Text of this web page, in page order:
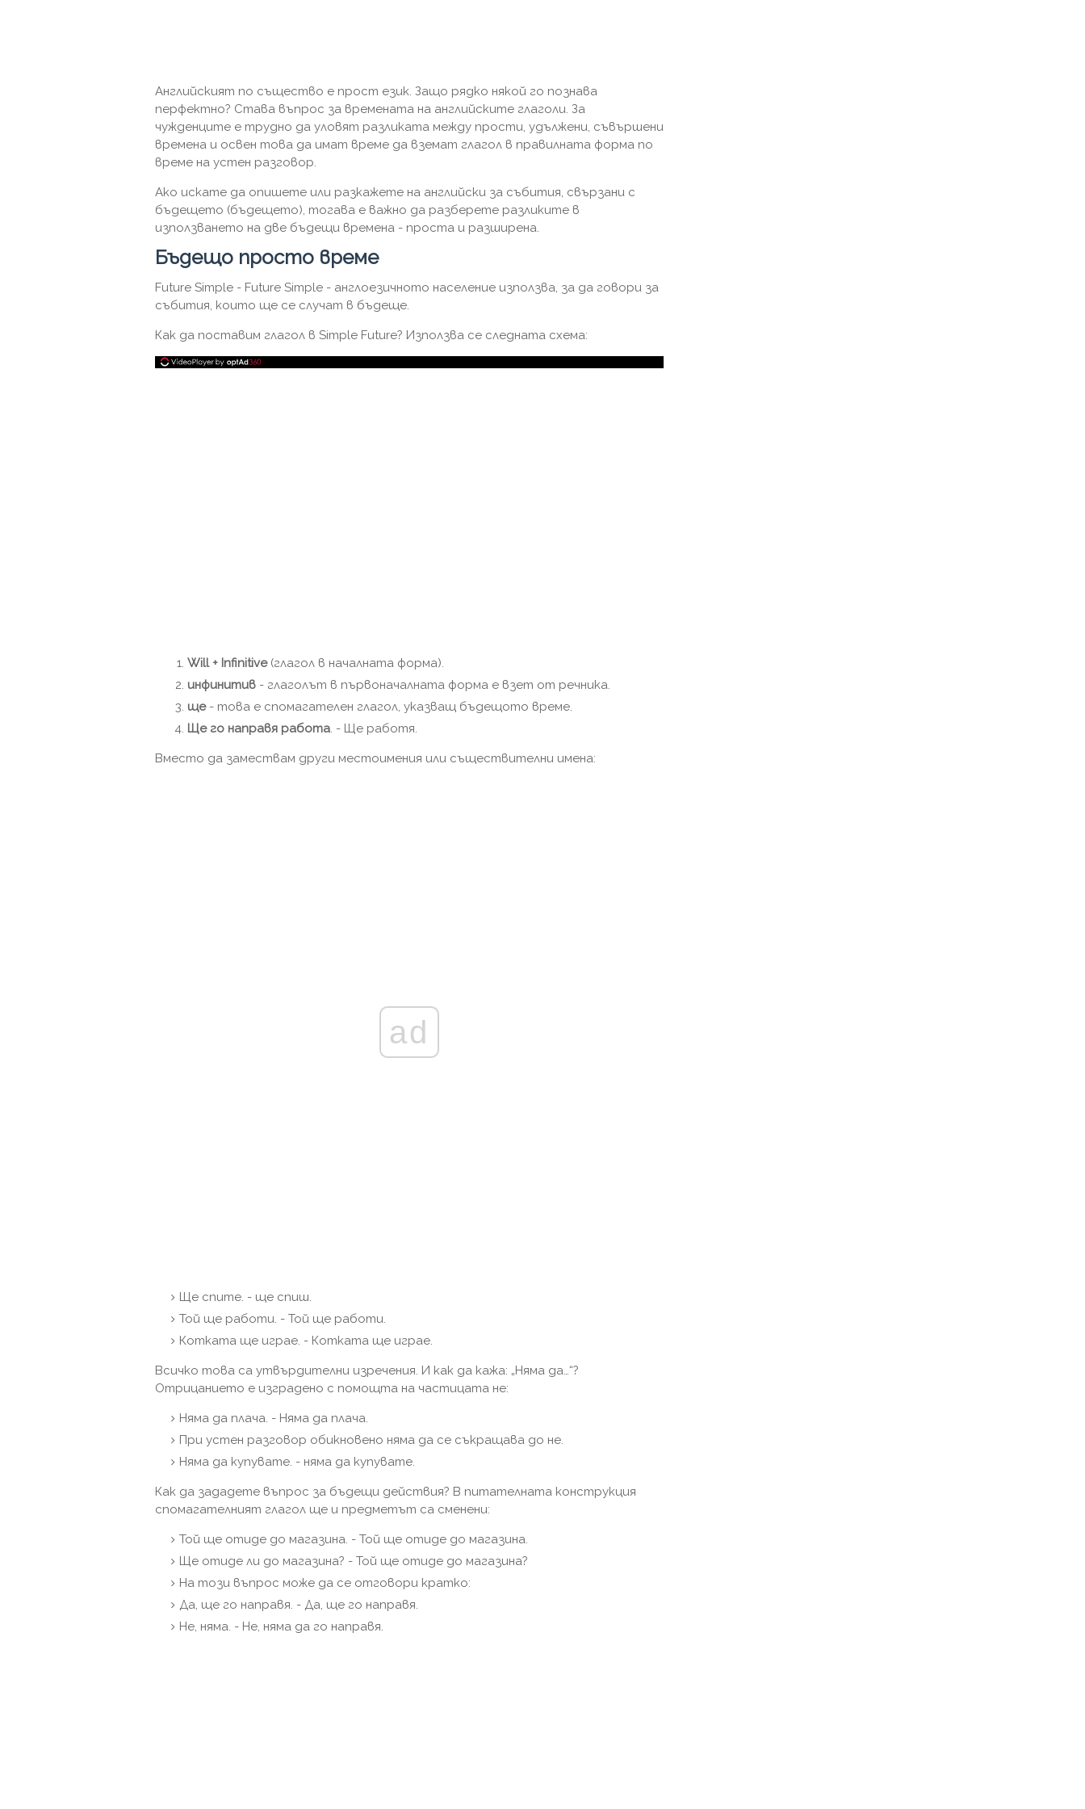
Английският по същество е прост език. Защо рядко някой го познава
перфектно? Става въпрос за времената на английските глаголи. За
чужденците е трудно да уловят разликата между прости, удължени, съвършени
времена и освен това да имат време да вземат глагол в правилната форма по
време на устен разговор.
Ако искате да опишете или разкажете на английски за събития, свързани с
бъдещето (бъдещето), тогава е важно да разберете разликите в
използването на две бъдещи времена - проста и разширена.
Бъдещо просто време
Future Simple - Future Simple - англоезичното население използва, за да говори за
събития, които ще се случат в бъдеще.
Как да поставим глагол в Simple Future? Използва се следната схема:
Will + Infinitive(глагол в началната форма).
инфинитив - глаголът в първоначалната форма е взет от речника.
ще- това е спомагателен глагол, указващ бъдещото време.
Ще го направя работа. - Ще работя.
Вместо да замествам други местоимения или съществителни имена:
ad
Ще спите. - ще спиш.
Той ще работи. - Той ще работи.
Котката ще играе. - Котката ще играе.
Всичко това са утвърдителни изречения. И как да кажа: „Няма да…“?
Отрицанието е изградено с помощта на частицата не:
Няма да плача. - Няма да плача.
При устен разговор обикновено няма да се съкращава до не.
Няма да купувате. - няма да купувате.
Как да зададете въпрос за бъдещи действия? В питателната конструкция
спомагателният глагол ще и предметът са сменени:
Той ще отиде до магазина. - Той ще отиде до магазина.
Ще отиде ли до магазина? - Той ще отиде до магазина?
На този въпрос може да се отговори кратко:
Да, ще го направя. - Да, ще го направя.
Не, няма. - Не, няма да го направя.